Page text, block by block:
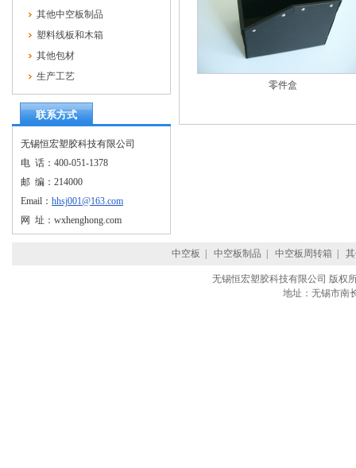
其他中空板制品
塑料线板和木箱
其他包材
生产工艺
联系方式
无锡恒宏塑胶科技有限公司
电 话：400-051-1378
邮 编：214000
Email： hhsj001@163.com
网 址：wxhenghong.com
零件盒
中空板 中空板制品 中空板周转箱
无锡恒宏塑胶科技有限公司 版权
地址：无锡市南